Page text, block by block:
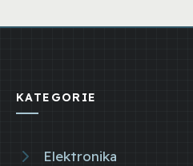
KATEGORIE
Elektronika